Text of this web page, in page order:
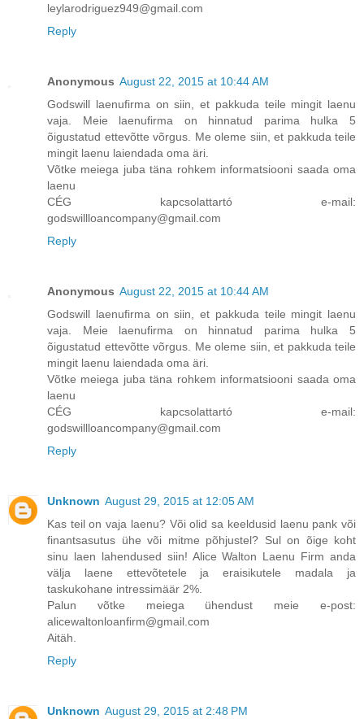
leylarodriguez949@gmail.com
Reply
Anonymous August 22, 2015 at 10:44 AM
Godswill laenufirma on siin, et pakkuda teile mingit laenu
vaja. Meie laenufirma on hinnatud parima hulka 5
õigustatud ettevõtte võrgus. Me oleme siin, et pakkuda teile
mingit laenu laiendada oma äri.
Võtke meiega juba täna rohkem informatsiooni saada oma
laenu
CÉG kapcsolattartó e-mail:
godswillloancompany@gmail.com
Reply
Anonymous August 22, 2015 at 10:44 AM
Godswill laenufirma on siin, et pakkuda teile mingit laenu
vaja. Meie laenufirma on hinnatud parima hulka 5
õigustatud ettevõtte võrgus. Me oleme siin, et pakkuda teile
mingit laenu laiendada oma äri.
Võtke meiega juba täna rohkem informatsiooni saada oma
laenu
CÉG kapcsolattartó e-mail:
godswillloancompany@gmail.com
Reply
Unknown August 29, 2015 at 12:05 AM
Kas teil on vaja laenu? Või olid sa keeldusid laenu pank või
finantsasutus ühe või mitme põhjustel? Sul on õige koht
sinu laen lahendused siin! Alice Walton Laenu Firm anda
välja laene ettevõtetele ja eraisikutele madala ja
taskukohane intressimäär 2%.
Palun võtke meiega ühendust meie e-post:
alicewaltonloanfirm@gmail.com
Aitäh.
Reply
Unknown August 29, 2015 at 2:48 PM